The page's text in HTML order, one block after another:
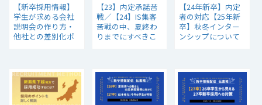
【新卒採用情報】
学生が求める会社
説明会の作り方・
他社との差別化ポ
【23】内定承諾苦
戦／【24】IS集客
苦戦の中、夏終わ
りまでにすべきこ
【24年新卒】内定
者の対応【25年新
卒】秋冬インター
ンシップについて